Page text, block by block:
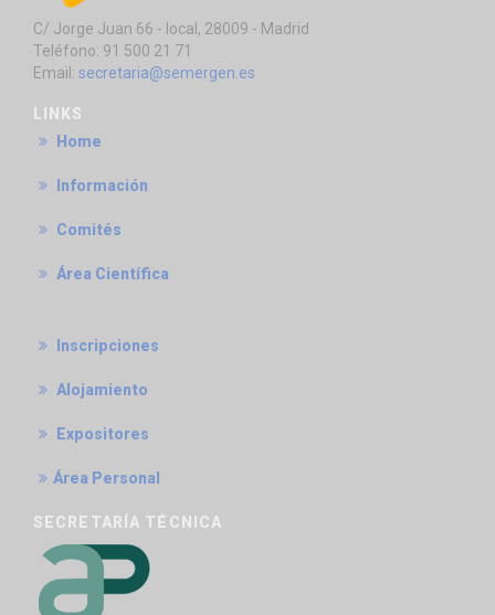
C/ Jorge Juan 66 - local, 28009 - Madrid
Teléfono: 91 500 21 71
Email: secretaria@semergen.es
LINKS
Home
Información
Comités
Área Científica
Inscripciones
Alojamiento
Expositores
Área Personal
SECRETARÍA TÉCNICA